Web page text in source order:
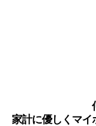
家計に優しくマイ